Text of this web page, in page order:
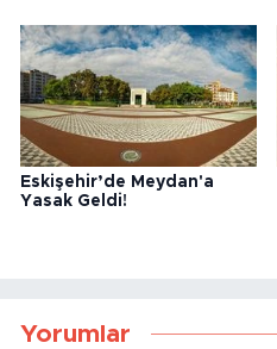
Eskişehir’de Meydan'a
Yasak Geldi!
Yorumlar